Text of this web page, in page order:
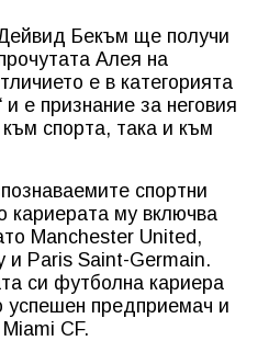
Бекъм ще получи
Алея на
е в категорията
е признание за неговия
спорта, така и към
спортни
кариерата му включва
Manchester United,
и Paris Saint-Germain.
си футболна кариера
успешен предприемач и
CF.